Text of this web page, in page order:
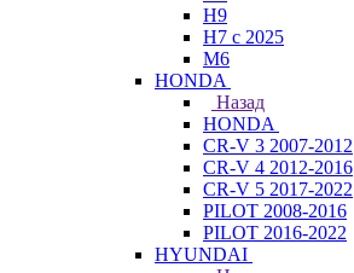
H9
H7 с 2025
M6
HONDA
Назад
HONDA
CR-V 3 2007-2012
CR-V 4 2012-2016
CR-V 5 2017-2022
PILOT 2008-2016
PILOT 2016-2022
HYUNDAI